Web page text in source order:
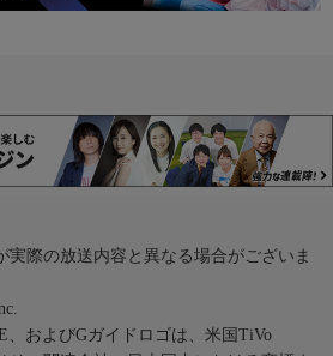
実際の放送内容と異なる場合がございま
、およびGガイドロゴは、米国TiVo